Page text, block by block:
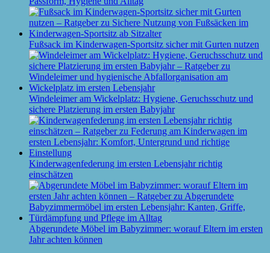
Fußsack im Kinderwagen-Sportsitz sicher mit Gurten nutzen
Windeleimer am Wickelplatz: Hygiene, Geruchsschutz und
sichere Platzierung im ersten Babyjahr
Kinderwagenfederung im ersten Lebensjahr richtig
einschätzen
Abgerundete Möbel im Babyzimmer: worauf Eltern im ersten
Jahr achten können